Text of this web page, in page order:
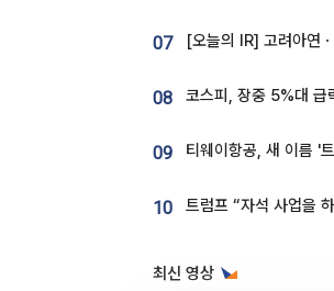
07 [오늘의 IR] 고려아연
08
09
10
최신 영상